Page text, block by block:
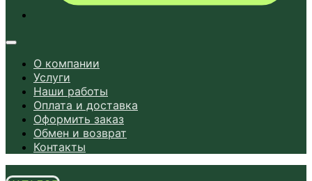
О компании
Услуги
Наши работы
Оплата и доставка
Оформить заказ
Обмен и возврат
Контакты